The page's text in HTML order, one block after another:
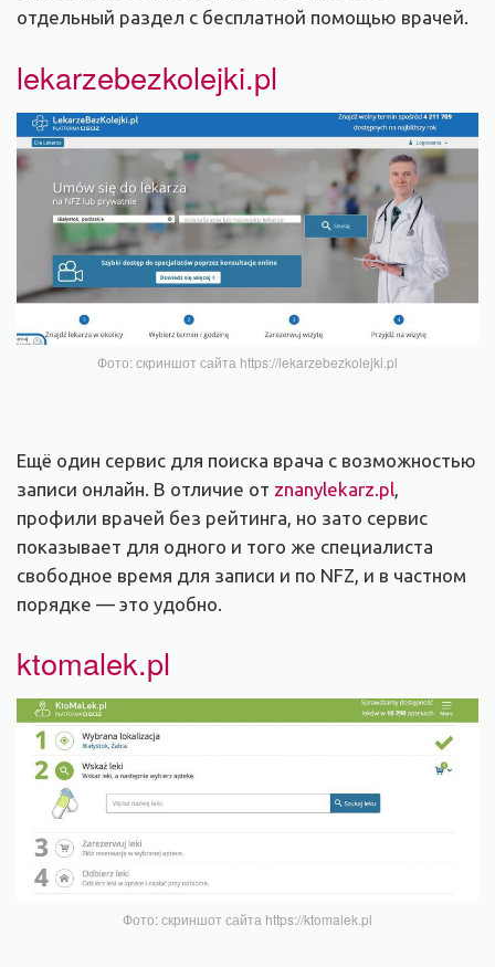
отдельный раздел с бесплатной помощью врачей.
lekarzebezkolejki.pl
Фото: скриншот сайта https://lekarzebezkolejki.pl
Ещё один сервис для поиска врача с возможностью
записи онлайн. В отличие от znanylekarz.pl
профили врачей без рейтинга, но зато сервис
показывает для одного и того же специалиста
свободное время для записи и по NFZ, и в частном
порядке — это удобно.
ktomalek.pl
Фото: скриншот сайта https://ktomalek.pl